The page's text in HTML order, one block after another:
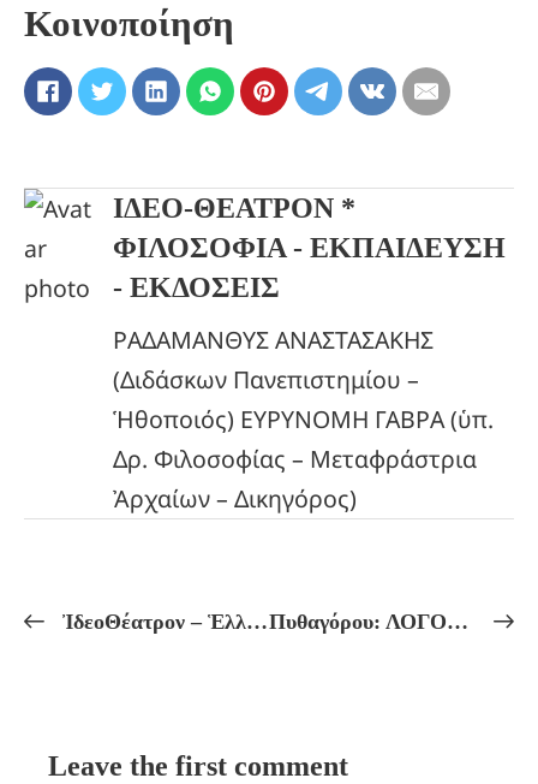
Κοινοποίηση
ΙΔΕΟ-ΘΕΑΤΡΟΝ *
ΦΙΛΟΣΟΦΙΑ - ΕΚΠΑΙΔΕΥΣΗ
- ΕΚΔΟΣΕΙΣ
ΡΑΔΑΜΑΝΘΥΣ ΑΝΑΣΤΑΣΑΚΗΣ
(Διδάσκων Πανεπιστημίου –
Ἡθοποιός) ΕΥΡΥΝΟΜΗ ΓΑΒΡΑ (ὑπ.
Δρ. Φιλοσοφίας – Μεταφράστρια
Ἀρχαίων – Δικηγόρος)
ἸδεοΘέατρον – Ἑλληνικόν Πνεῦμα Πρόγραμμα Μαθημάτων ἀπό 14/07 ἔως 19/07 Πυθαγόρου: ΛΟΓΟΣ ΠΕΡΙ ΑΠΕΙΡΟΥ! Πρακτικά Μαθήματα Πυθαγορείου Φιλοσοφίας, Αὐτογνωσίας καί Μυητικῆς Ἀγωγῆς.
Leave the first comment